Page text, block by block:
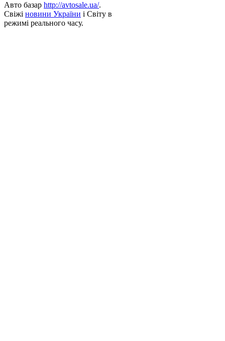
Авто базар http://avtosale.ua/.
Свіжі новини України і Світу в
режимі реального часу.